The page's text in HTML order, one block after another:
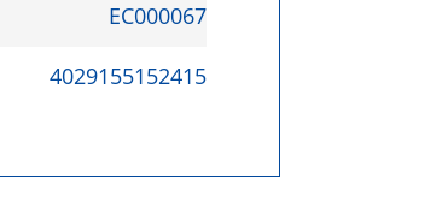
EC000067
4029155152415